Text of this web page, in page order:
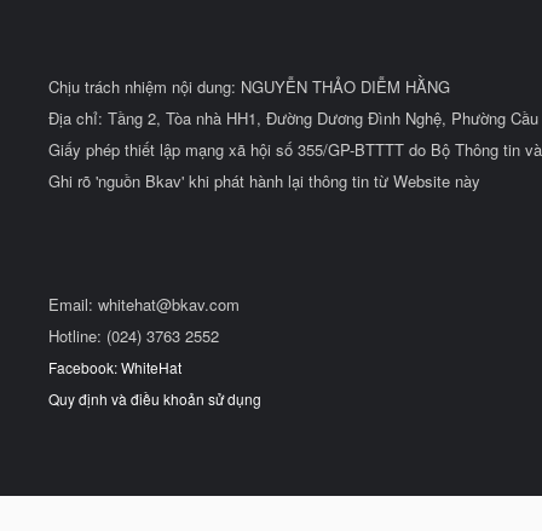
Chịu trách nhiệm nội dung: NGUYỄN THẢO DIỄM HẰNG
Địa chỉ: Tầng 2, Tòa nhà HH1, Đường Dương Đình Nghệ, Phường
Giấy phép thiết lập mạng xã hội số 355/GP-BTTTT do Bộ Thông tin
Ghi rõ 'nguồn Bkav' khi phát hành lại thông tin từ Website này
Email: whitehat@bkav.com
Hotline: (024) 3763 2552
Facebook: WhiteHat
Quy định và điều khoản sử dụng